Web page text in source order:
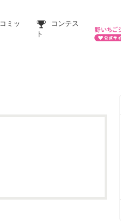
コミッ
コンテス
ト